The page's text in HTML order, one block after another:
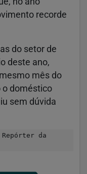
recorde
do setor de
deste ano,
mês do
o doméstico
sem dúvida
da